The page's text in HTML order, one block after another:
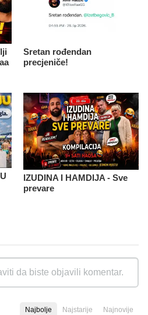
Sretan rođendan
precjeniče!
IZUDINA I HAMDIJA - Sve
prevare
Najbolje Najstarije Najnovije